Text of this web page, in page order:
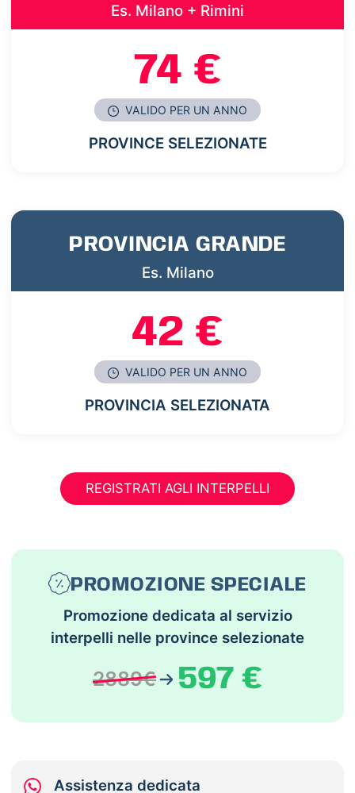
Es. Milano + Rimini
74 €
VALIDO PER UN ANNO
PROVINCE SELEZIONATE
PROVINCIA GRANDE
Es. Milano
42 €
VALIDO PER UN ANNO
PROVINCIA SELEZIONATA
REGISTRATI AGLI INTERPELLI
PROMOZIONE SPECIALE
Promozione dedicata al servizio
interpelli nelle province selezionate
2889€ 597 €
Assistenza dedicata